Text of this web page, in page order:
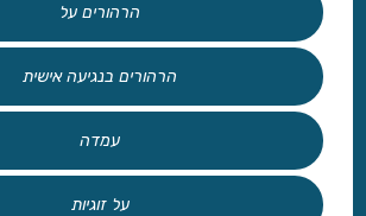
הרהורים על
הרהורים בנגיעה אישית
עמדה
על זוגיות